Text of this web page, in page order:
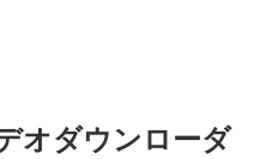
オダウンローダ